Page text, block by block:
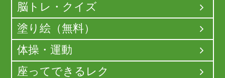
脳トレ・クイズ
塗り絵（無料）
体操・運動
座ってできるレク